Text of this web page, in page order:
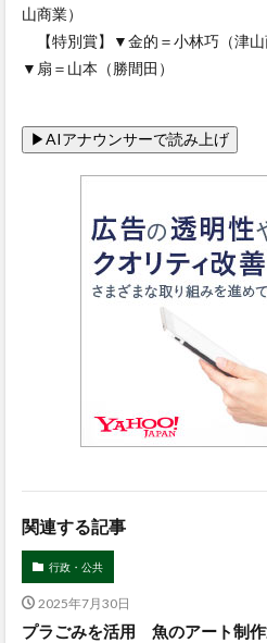
山商業）
【特別賞】▼金的＝小林巧（津山
▼扇＝山本（勝間田）
関連する記事
行政・公共
2025年7月30日
プラごみを活用 魚のアート制